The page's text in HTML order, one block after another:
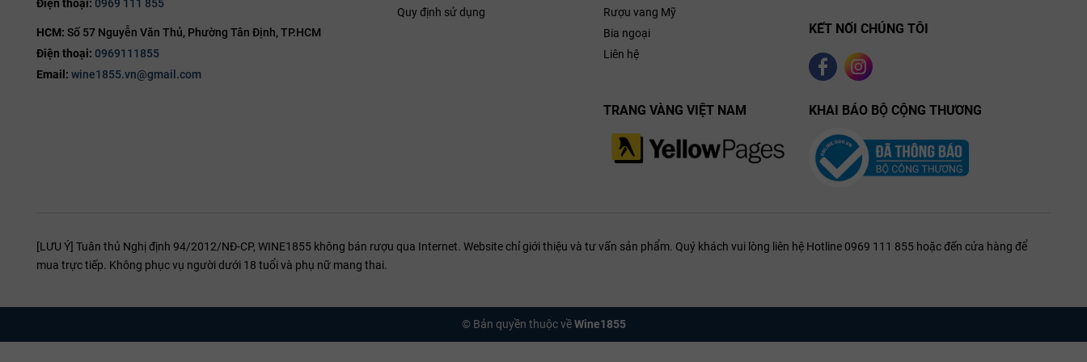
Điện thoại: 0969 111 855
HCM: Số 57 Nguyễn Văn Thủ, Phường Tân Định, TP.HCM
Điện thoại: 0969111855
Email: wine1855.vn@gmail.com
Quy định sử dụng
Rượu vang Mỹ
Bia ngoại
Liên hệ
KẾT NỐI CHÚNG TÔI
TRANG VÀNG VIỆT NAM KHAI BÁO BỘ CỘNG THƯƠNG
[LƯU Ý] Tuân thủ Nghị định 94/2012/NĐ-CP, WINE1855 không bán rượu qua Internet. Website chỉ giới thiệu và tư vấn sản phẩm. Quý khách vui lòng liên hệ Hotline 0969 111 855 hoặc đến cửa hàng để
mua trực tiếp. Không phục vụ người dưới 18 tuổi và phụ nữ mang thai.
© Bản quyền thuộc vềWine1855